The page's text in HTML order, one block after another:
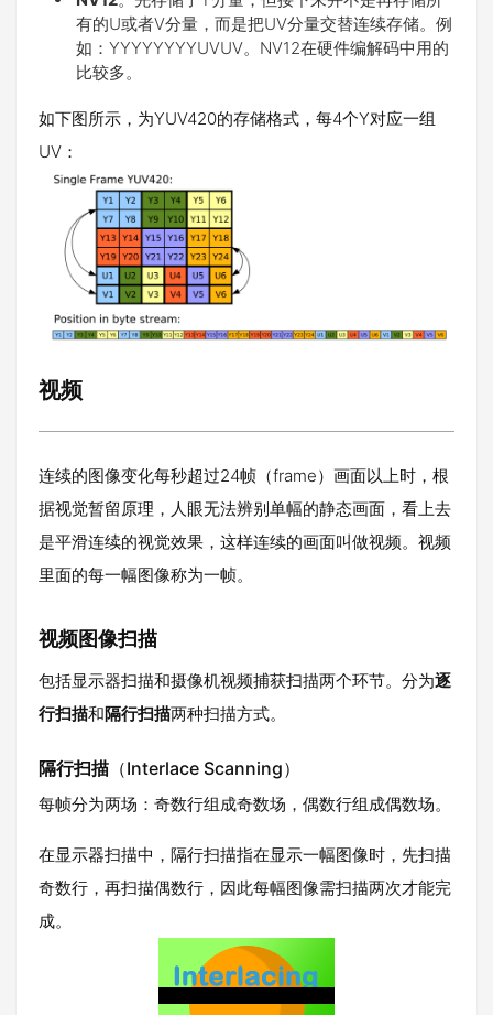
有的U或者V分量，而是把UV分量交替连续存储。例
如：YYYYYYYYUVUV。NV12在硬件编解码中用的
比较多。
如下图所示，为YUV420的存储格式，每4个Y对应一组
UV：
视频
连续的图像变化每秒超过24帧（frame）画面以上时，根
据视觉暂留原理，人眼无法辨别单幅的静态画面，看上去
是平滑连续的视觉效果，这样连续的画面叫做视频。视频
里面的每一幅图像称为一帧。
视频图像扫描
包括显示器扫描和摄像机视频捕获扫描两个环节。分为逐
行扫描和隔行扫描两种扫描方式。
隔行扫描 （Interlace Scanning）
每帧分为两场：奇数行组成奇数场，偶数行组成偶数场。
在显示器扫描中，隔行扫描指在显示一幅图像时，先扫描
奇数行，再扫描偶数行，因此每幅图像需扫描两次才能完
成。